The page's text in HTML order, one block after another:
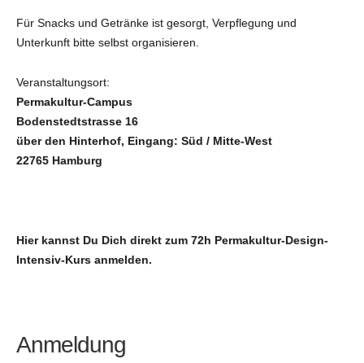
Für Snacks und Getränke ist gesorgt, Verpflegung und
Unterkunft bitte selbst organisieren.
Veranstaltungsort:
Permakultur-Campus
Bodenstedtstrasse 16
über den Hinterhof, Eingang: Süd / Mitte-West
22765 Hamburg
Hier kannst Du Dich direkt zum 72h Permakultur-Design-
Intensiv-Kurs anmelden.
Anmeldung